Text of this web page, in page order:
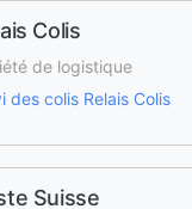
Colis
de logistique
des colis Relais Colis
Suisse